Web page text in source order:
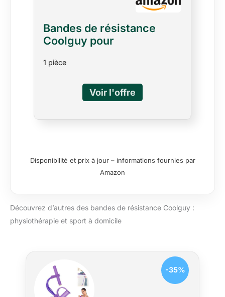
Bandes de résistance
Coolguy pour
Pilates, rééducation et
Bandes Non élastiques en
1 pièce
Disponibilité et prix à jour – informations fournies par
Amazon
Découvrez d’autres des bandes de résistance Coolguy :
physiothérapie et sport à domicile
-35%